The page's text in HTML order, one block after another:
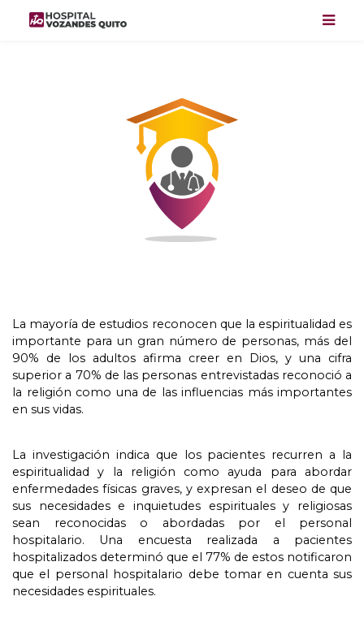
La mayoría de estudios reconocen que la espiritualidad es
importante para un gran número de personas, más del
90% de los adultos afirma creer en Dios, y una cifra
superior a 70% de las personas entrevistadas reconoció a
la religión como una de las influencias más importantes
en sus vidas.
La investigación indica que los pacientes recurren a la
espiritualidad y la religión como ayuda para abordar
enfermedades físicas graves, y expresan el deseo de que
sus necesidades e inquietudes espirituales y religiosas
sean reconocidas o abordadas por el personal
hospitalario. Una encuesta realizada a pacientes
hospitalizados determinó que el 77% de estos notificaron
que el personal hospitalario debe tomar en cuenta sus
necesidades espirituales.